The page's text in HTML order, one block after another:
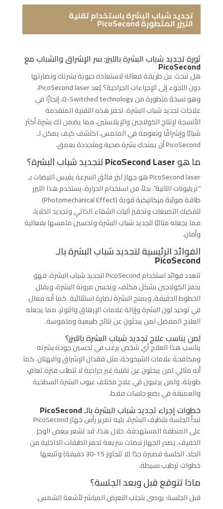
تجديد شباب البشرة باستخدام تقنية
PicoSecond الليزر المتطورة
ثورة تجديد شباب البشرة بالليزر: سر الإشراق والشباب مع
PicoSecond
هل تبحث عن طريقة فعالة لاستعادة حيوية بشرتك ونضارتها
دون اللجوء إلى الإجراءات الجراحية؟ يُعدPicoSecond laser،
وهو نسخة متطورة منQ-Switched technology، إنجازًا في
علاجات تجديد شباب البشرة. تحفز هذه التقنية المتقدمة
الأنسجة لإنتاج الكولاجين والإيلاستين، مما يضمن لك بشرة أكثر
شبابًا وإشراقًا ونعومة في الملمس. اكتشف كيف يمكن لـ
PicoSecondأن يمنحك بشرة صحية ومتجددة بعمق.
ما هوPicoSecond Laserلتجديد شباب البشرة؟
PicoSecond laserهو جهاز ليزر فائق السرعة يقيس النبضات بـ
“تريليونات الثانية”. بدلاً من استخدام الحرارة، يستخدم هذا الليزر
طاقة ضوئية ميكانيكية قوية (Photomechanical Effect
)
لتفكيك التصبغات وتحفيز آليات الشفاء الذاتي وتجديد الخلايا،
مما يجعله مثاليًا لتجديد شباب البشرة وتحسين ملمسها بفعالية
وأمان.
الفوائد الرئيسية لتجديد شباب البشرة بالـ
PicoSecond
تتعدد فوائد استخدامPicoSecondلتجديد شباب البشرة، فهو
يحفز الكولاجين بشكل مكثف، ويحسن مرونة البشرة، ويقلل
الخطوط الدقيقة، ويمنح البشرة نضارة استثنائية. كما أنه فعال
في توحيد لون البشرة وإزالة علامات الإرهاق والتوتر، مما يجعله
العلاج المفضل لمن يبحثون عن نتائج طبيعية وملموسة.
لمن يناسب علاج تجديد شباب البشرة بالليزر؟
يناسب هذا العلاج أي شخص يرغب في تحسين جودة بشرته
ومكافحة علامات الشيخوخة، مثل فقدان الإشراق والبهتان. كما
أنه مثالي لمن يبحثون عن تقنية غير جراحية لا تتطلب فترة تعافٍ
طويلة، ولمن يرغبون في علاج مختلف عيوب البشرة السطحية
والعميقة في بضع جلسات فقط.
خطوات إجراء تجديد شباب البشرة بالـPicoSecond
تبدأ الجلسة بتنظيف البشرة، يليه تمرير رأس جهازPicoSecond
على المنطقة المستهدفة. خلال هذا، قد تشعر ببعض الوخز
الخفيف. يصدر الجهاز نبضات سريعة تحفز الطبقات الداخلية من
الجلد. الجلسة قصيرة جدًا (لا تتجاوز 15-30 دقيقة) وتتبعها
خطوات ترطيب بسيطة.
ماذا تتوقع قبل وبعد الجلسة؟
قبل الجلسة:يوصى بتجنب التعرض المباشر لأشعة الشمس.